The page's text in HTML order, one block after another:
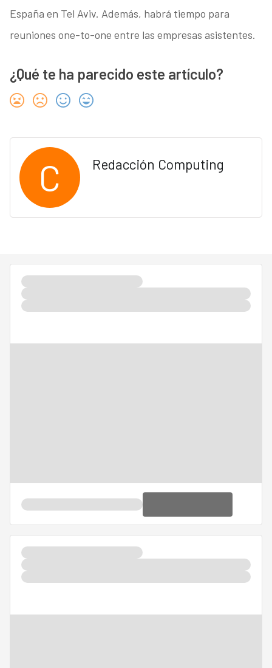
España en Tel Aviv. Además, habrá tiempo para
reuniones one-to-one entre las empresas asistentes.
¿Qué te ha parecido este artículo?
C Redacción Computing